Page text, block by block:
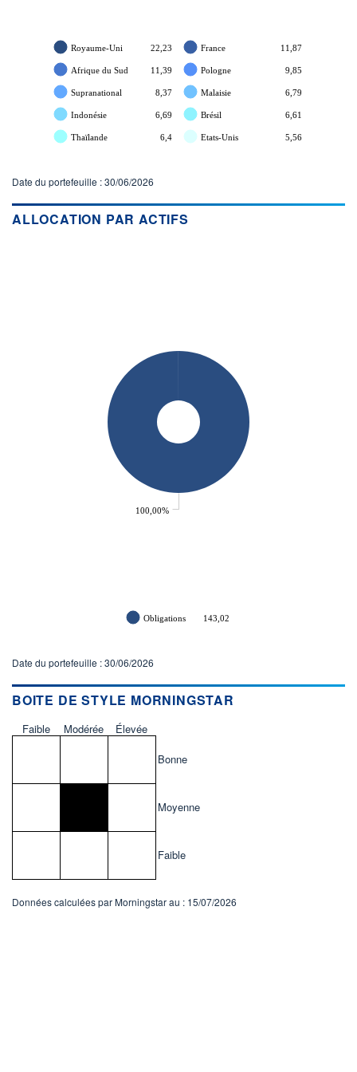
Royaume-Uni 22,23 France 11,87
Afrique du Sud 11,39 Pologne 9,85
Supranational 8,37 Malaisie 6,79
Indonésie 6,69 Brésil 6,61
Thaïlande 6,4 Etats-Unis 5,56
Date du portefeuille : 30/06/2026
ALLOCATION PAR ACTIFS
100,00%
Obligations 143,02
Date du portefeuille : 30/06/2026
BOITE DE STYLE MORNINGSTAR
Faible Modérée
Élevée
Bonne
Moyenne
Faible
Données calculées par Morningstar au : 15/07/2026